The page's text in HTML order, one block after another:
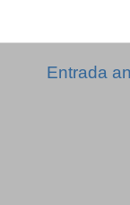
Entrada